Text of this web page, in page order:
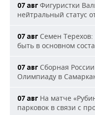
07 авг Фигуристки
нейтральный статус
07 авг Семен Терехов:
быть в основном
07 авг Сборная
Олимпиаду в
07 авг На матче
парковок в связи с